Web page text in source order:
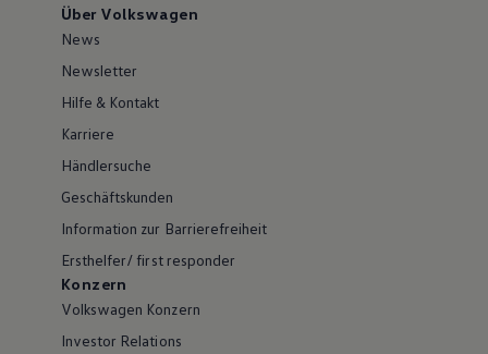
Über Volkswagen
News
Newsletter
Hilfe & Kontakt
Karriere
Händlersuche
Geschäftskunden
Information zur Barrierefreiheit
Ersthelfer/ first responder
Konzern
Volkswagen Konzern
Investor Relations